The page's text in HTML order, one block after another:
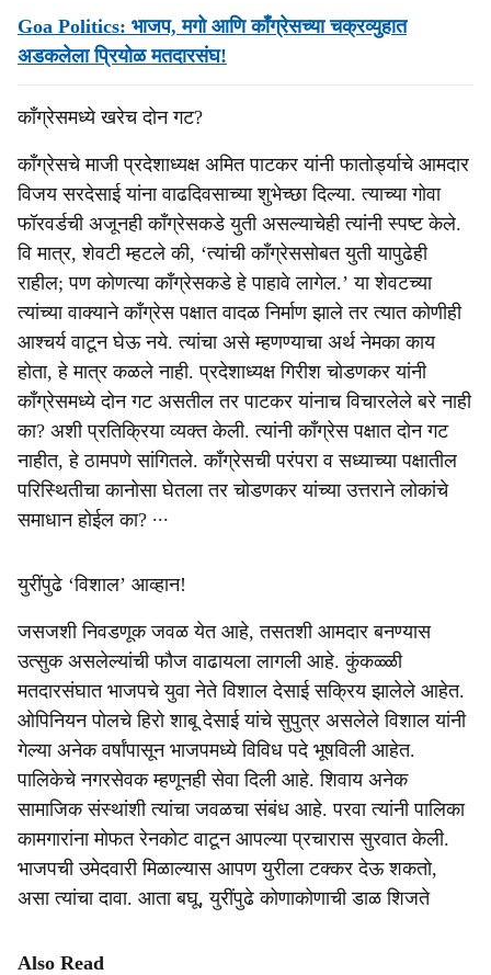
Goa Politics: भाजप, मगो आणि काँग्रेसच्या चक्रव्युहात
अडकलेला प्रियोळ मतदारसंघ!
काँग्रेसमध्ये खरेच दोन गट?
कॉंग्रेसचे माजी प्रदेशाध्यक्ष अमित पाटकर यांनी फातोर्ड्याचे आमदार
विजय सरदेसाई यांना वाढदिवसाच्या शुभेच्छा दिल्या. त्याच्या गोवा
फॉरवर्डची अजूनही कॉंग्रेसकडे युती असल्याचेही त्यांनी स्पष्ट केले.
वि मात्र, शेवटी म्हटले की, ‘त्यांची कॉंग्रेससोबत युती यापुढेही
राहील; पण कोणत्या कॉंग्रेसकडे हे पाहावे लागेल.’ या शेवटच्या
त्यांच्या वाक्याने कॉंग्रेस पक्षात वादळ निर्माण झाले तर त्यात कोणीही
आश्‍चर्य वाटून घेऊ नये. त्यांचा असे म्हणण्याचा अर्थ नेमका काय
होता, हे मात्र कळले नाही. प्रदेशाध्यक्ष गिरीश चोडणकर यांनी
कॉंग्रेसमध्ये दोन गट असतील तर पाटकर यांनाच विचारलेले बरे नाही
का? अशी प्रतिक्रिया व्यक्त केली. त्यांनी कॉंग्रेस पक्षात दोन गट
नाहीत, हे ठामपणे सांगितले. कॉंग्रेसची परंपरा व सध्याच्या पक्षातील
परिस्थितीचा कानोसा घेतला तर चोडणकर यांच्या उत्तराने लोकांचे
समाधान होईल का? ∙∙∙
युरींपुढे ‘विशाल’ आव्‍हान!
जसजशी निवडणूक जवळ येत आहे, तसतशी आमदार बनण्यास
उत्‍सुक असलेल्यांची फौज वाढायला लागली आहे. कुंकळ्‍ळी
मतदारसंघात भाजपचे युवा नेते विशाल देसाई सक्रिय झालेले आहेत.
ओपिनियन पोलचे हिरो शाबू देसाई यांचे सुपुत्र असलेले विशाल यांनी
गेल्या अनेक वर्षांपासून भाजपमध्‍ये विविध पदे भूषविली आहेत.
पालिकेचे नगरसेवक म्हणूनही सेवा दिली आहे. शिवाय अनेक
सामाजिक संस्थांशी त्यांचा जवळचा संबंध आहे. परवा त्यांनी पालिका
कामगारांना मोफत रेनकोट वाटून आपल्या प्रचारास सुरवात केली.
भाजपची उमेदवारी मिळाल्यास आपण युरीला टक्कर देऊ शकताे,
असा त्‍यांचा दावा. आता बघू, युरींपुढे कोणाकोणाची डाळ शिजते
Also Read